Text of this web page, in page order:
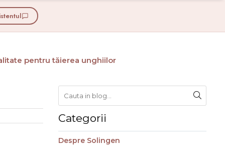
pentru tăierea unghiilor
Categorii
Despre Solingen